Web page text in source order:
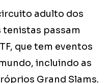
adulto dos
tenistas passam
que tem eventos
incluindo as
Grand Slams.